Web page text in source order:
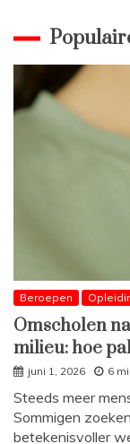
Beroepen
Omscholen
milieu: hoe
juni 1, 2026 6
Steeds meer
Sommigen
betekenisvoller